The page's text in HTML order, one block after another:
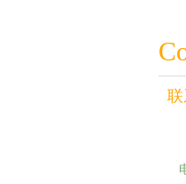
联